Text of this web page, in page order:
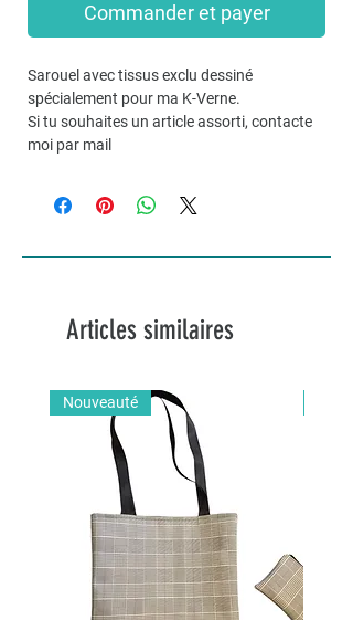
Commander et payer
Sarouel avec tissus exclu dessiné
spécialement pour ma K-Verne.
Si tu souhaites un article assorti, contacte
moi par mail
Articles similaires
Nouveauté